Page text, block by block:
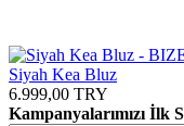
Siyah Kea Bluz
6.999,00 TRY
Kampanyalarımızı İlk